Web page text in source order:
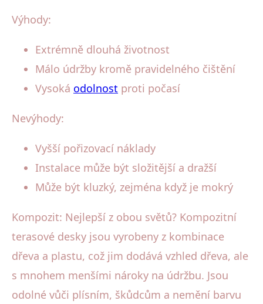
Výhody:
Extrémně dlouhá životnost
Málo údržby kromě pravidelného čištění
Vysoká odolnost proti počasí
Nevýhody:
Vyšší pořizovací náklady
Instalace může být složitější a dražší
Může být kluzký, zejména když je mokrý
Kompozit: Nejlepší z obou světů? Kompozitní
terasové desky jsou vyrobeny z kombinace
dřeva a plastu, což jim dodává vzhled dřeva, ale
s mnohem menšími nároky na údržbu. Jsou
odolné vůči plísním, škůdcům a nemění barvu